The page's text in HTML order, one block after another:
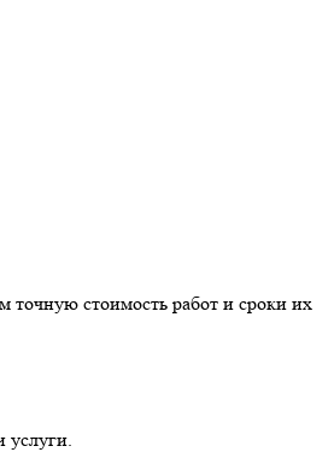
точную стоимость работ и сроки их